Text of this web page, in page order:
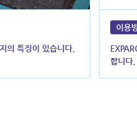
의 특징이 있습니다.
이용
합니다.